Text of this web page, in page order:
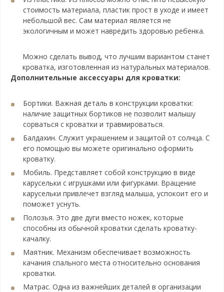
стоимость материала, пластик прост в уходе и имеет
небольшой вес. Сам материал является не
экологичным и может навредить здоровью ребенка.
Можно сделать вывод, что лучшим вариантом станет
кроватка, изготовленная из натуральных материалов.
Дополнительные аксессуары для кроватки:
Бортики. Важная деталь в конструкции кроватки:
наличие защитных бортиков не позволит малышу
сорваться с кроватки и травмироваться.
Балдахин. Служит украшением и защитой от солнца. С
его помощью вы можете оригинально оформить
кроватку.
Мобиль. Представляет собой конструкцию в виде
карусельки с игрушками или фигурками. Вращение
карусельки привлечет взгляд малыша, успокоит его и
поможет уснуть.
Полозья. Это две дуги вместо ножек, которые
способны из обычной кроватки сделать кроватку-
качалку.
Маятник. Механизм обеспечивает возможность
качания спального места относительно основания
кроватки.
Матрас. Одна из важнейших деталей в организации